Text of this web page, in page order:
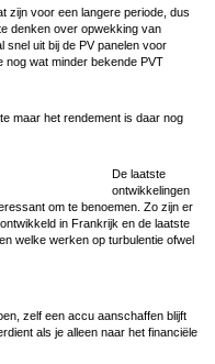
zijn voor een langere periode, dus
denken over opwekking van
snel uit bij de PV panelen voor
nog wat minder bekende PVT
maar het rendement is daar nog
De laatste
ontwikkelingen
om te benoemen. Zo zijn er
in Frankrijk en de laatste
welke werken op turbulentie ofwel
zelf een accu aanschaffen blijft
als je alleen naar het financiële